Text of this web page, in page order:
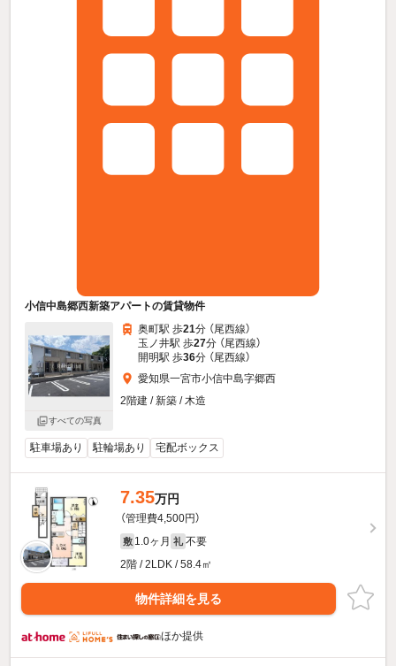
小信中島郷西新築アパートの賃貸物件
すべての写真
奥町駅 歩21分 （尾西線）
玉ノ井駅 歩27分 （尾西線）
開明駅 歩36分 （尾西線）
愛知県一宮市小信中島字郷西
2階建 / 新築 / 木造
駐車場あり 駐輪場あり 宅配ボックス
7.35万円
（管理費4,500円）
敷 1.0ヶ月 礼 不要
2階 / 2LDK / 58.4㎡
物件詳細を見る
ほか提供